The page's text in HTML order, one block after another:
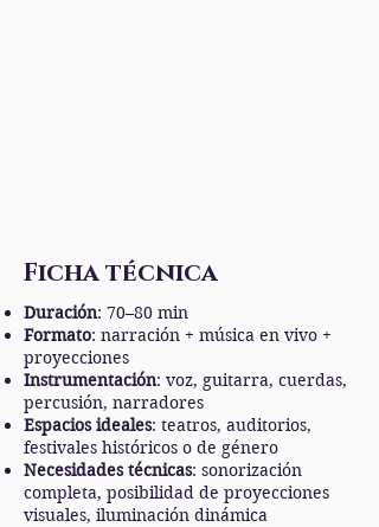
Ficha técnica
Duración: 70–80 min
Formato: narración + música en vivo +
proyecciones
Instrumentación: voz, guitarra, cuerdas,
percusión, narradores
Espacios ideales: teatros, auditorios,
festivales históricos o de género
Necesidades técnicas: sonorización
completa, posibilidad de proyecciones
visuales, iluminación dinámica